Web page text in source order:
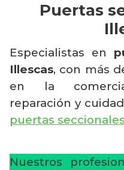
Puertas
Especialistas en
Illescas, con más
en la
reparación y
puertas seccionales
Nuestros